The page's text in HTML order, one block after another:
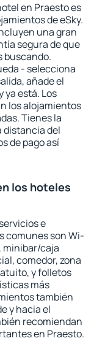
en Praesto es
de eSky.
una gran
segura de que
buscando.
- selecciona
añade el
ya está. Los
los alojamientos
Tienes la
distancia del
de pago así
los hoteles
e
comunes son Wi-
minibar/caja
comedor, zona
y folletos
más
también
y hacia el
recomiendan
en Praesto.